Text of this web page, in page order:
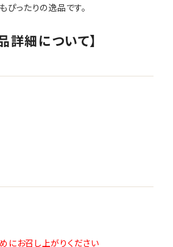
ったりの逸品です。
詳細について】
お召し上がりください